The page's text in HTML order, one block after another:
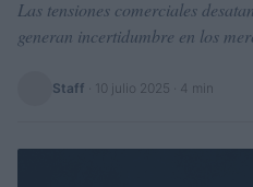
Las tensiones comerciales
generan incertidumbre en los
Staff 10 julio 2025 · 4 min